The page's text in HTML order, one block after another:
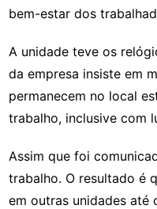
bem-estar dos
A unidade teve os
da empresa insiste em
permanecem no local
trabalho, inclusive com
Assim que foi
trabalho. O resultado é
em outras unidades até